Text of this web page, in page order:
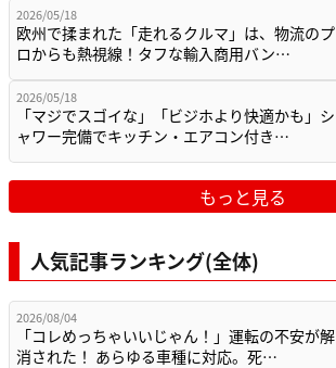
2026/05/18
欧州で揉まれた「走れるクルマ」は、物流のプ
ロからも熱視線！タフな輸入商用バン…
2026/05/18
「マジでスゴイな」「ビジホより快適かも」シ
ャワー完備でキッチン・エアコン付き…
もっと見る
人気記事ランキング(全体)
2026/08/04
「コレめっちゃいいじゃん！」運転の不安が解
消された！ あらゆる車種に対応。死…